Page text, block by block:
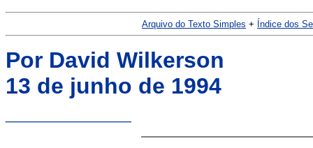
Arquivo do Texto Simples + Índice dos
Por David Wilkerson
13 de junho de 1994